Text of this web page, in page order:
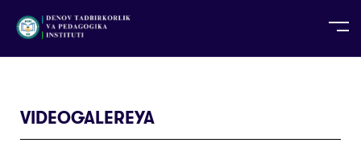
TG TR
VIDEOGALEREYA